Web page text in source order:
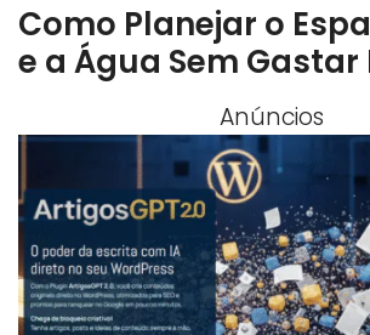
Como Planejar o
e a Água Sem Gastar
Anúncios